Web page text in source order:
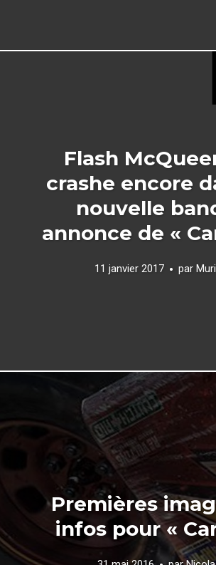
Flash
crashe encore
nouvelle
annonce de «
11 janvier 2017 par
Premières
infos pour «